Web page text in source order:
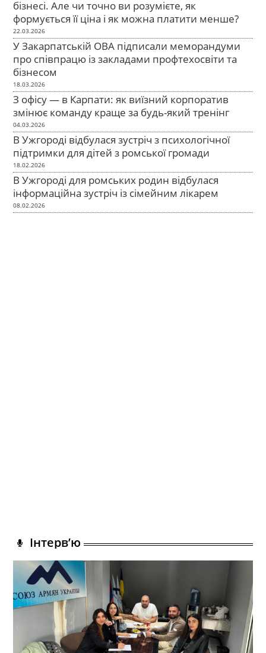
бізнесі. Але чи точно ви розумієте, як
формується її ціна і як можна платити менше?
22.03.2026
У Закарпатській ОВА підписали меморандуми
про співпрацю із закладами профтехосвіти та
бізнесом
18.03.2026
З офісу — в Карпати: як виїзний корпоратив
змінює команду краще за будь-який тренінг
04.03.2026
В Ужгороді відбулася зустріч з психологічної
підтримки для дітей з ромської громади
18.02.2026
В Ужгороді для ромських родин відбулася
інформаційна зустріч із сімейним лікарем
08.02.2026
Інтерв’ю